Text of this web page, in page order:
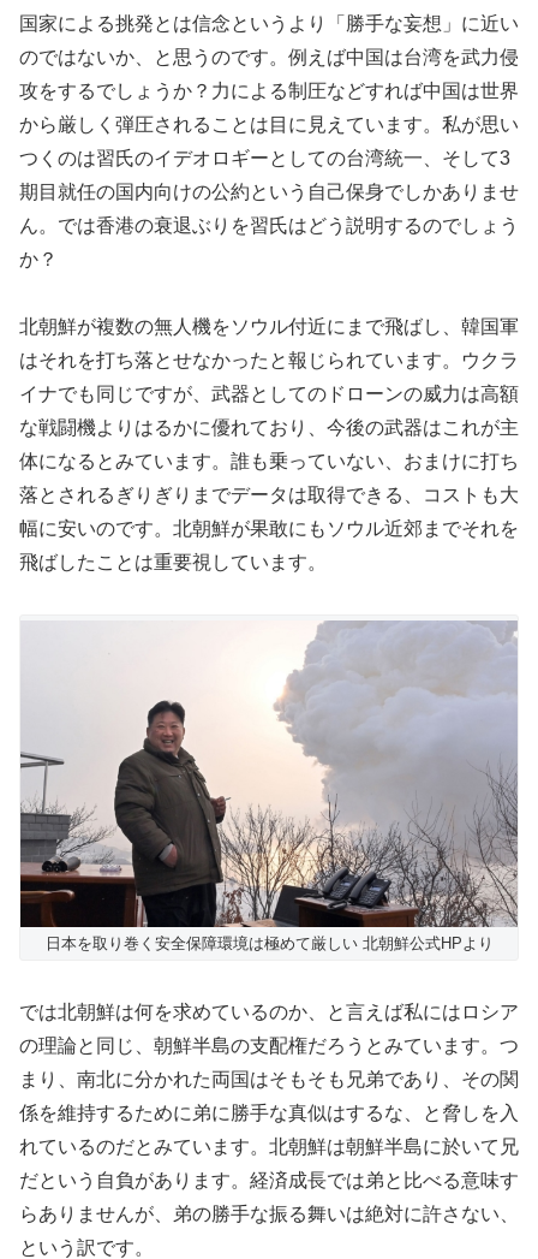
国家による挑発とは信念というより「勝手な妄想」に近い
のではないか、と思うのです。例えば中国は台湾を武力侵
攻をするでしょうか？力による制圧などすれば中国は世界
から厳しく弾圧されることは目に見えています。私が思い
つくのは習氏のイデオロギーとしての台湾統一、そして3
期目就任の国内向けの公約という自己保身でしかありませ
ん。では香港の衰退ぶりを習氏はどう説明するのでしょう
か？
北朝鮮が複数の無人機をソウル付近にまで飛ばし、韓国軍
はそれを打ち落とせなかったと報じられています。ウクラ
イナでも同じですが、武器としてのドローンの威力は高額
な戦闘機よりはるかに優れており、今後の武器はこれが主
体になるとみています。誰も乗っていない、おまけに打ち
落とされるぎりぎりまでデータは取得できる、コストも大
幅に安いのです。北朝鮮が果敢にもソウル近郊までそれを
飛ばしたことは重要視しています。
日本を取り巻く安全保障環境は極めて厳しい 北朝鮮公式HPより
では北朝鮮は何を求めているのか、と言えば私にはロシア
の理論と同じ、朝鮮半島の支配権だろうとみています。つ
まり、南北に分かれた両国はそもそも兄弟であり、その関
係を維持するために弟に勝手な真似はするな、と脅しを入
れているのだとみています。北朝鮮は朝鮮半島に於いて兄
だという自負があります。経済成長では弟と比べる意味す
らありませんが、弟の勝手な振る舞いは絶対に許さない、
という訳です。